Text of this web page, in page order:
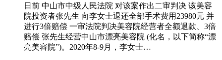
日前 中山市中级人民法院 对该案作出二审判决 该美容
院投资者张先生 向李女士退还全部手术费用23980元 并
进行3倍赔偿 一审法院判决美容院经营者全额退款、3倍
赔偿 张先生经营中山市漂亮美容院 (化名，以下简称“漂
亮美容院”)。2020年8-9月，李女士…